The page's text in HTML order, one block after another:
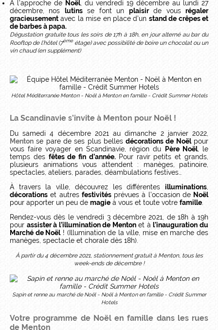
À l’approche de Noël, du vendredi 19 décembre au lundi 27
décembre, nos lutinsse font un plaisirde vousrégaler
gracieusementavec la mise en place d’un stand de crêpes et
de barbes à papa.
Dégustation gratuite tous les soirs de 17h à 18h, en jour alterné au bar du
Rooftop de l’hôtel (7èmeétage) avec possibilité de boire un chocolat ou un
vin chaud (en supplément)
Hôtel Méditerranée Menton - Noël à Menton en famille - Crédit Summer Hotels
La Scandinavie s’invite à Menton pour Noël !
Du samedi 4 décembre 2021 au dimanche 2 janvier 2022,
Menton se pare de ses plus bellesdécorations de Noëlpour
vous faire voyager en Scandinavie, région du
Père Noël, le
temps des fêtes de fin d’année. Pour ravir petits et grands,
plusieurs animations vous attendent : manèges, patinoire,
spectacles, ateliers, parades, déambulations festives…
À travers la ville, découvrez les différentes illuminations,
décorations et autres festivitésprévues à l’occasion de Noël
pour apporter un peu de magie à vous et toute votre famille.
Rendez-vous dès le vendredi 3 décembre 2021, de 18h à 19h
pour assister à l’illumination de Mentonet àl’inauguration du
Marché de Noël! (Illumination de la ville, mise en marche des
manèges, spectacle et chorale dès 18h).
À partir du 4 décembre 2021, stationnement gratuit à Menton, tous les
week-ends de décembre !
Sapin et renne au marché de Noël - Noël à Menton en famille - Crédit Summer
Hotels
Votre programme de Noël en famille dans les rues
de Menton